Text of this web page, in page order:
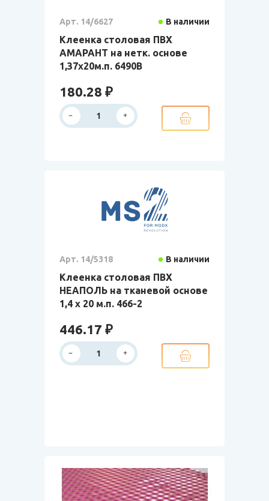
Арт. 14/6627 В наличии
Клеенка столовая ПВХ
АМАРАНТ на нетк. основе
1,37х20м.п. 6490В
180.28 ₽
Арт. 14/5318 В наличии
Клеенка столовая ПВХ
НЕАПОЛЬ на тканевой основе
1,4 х 20 м.п. 466-2
446.17 ₽